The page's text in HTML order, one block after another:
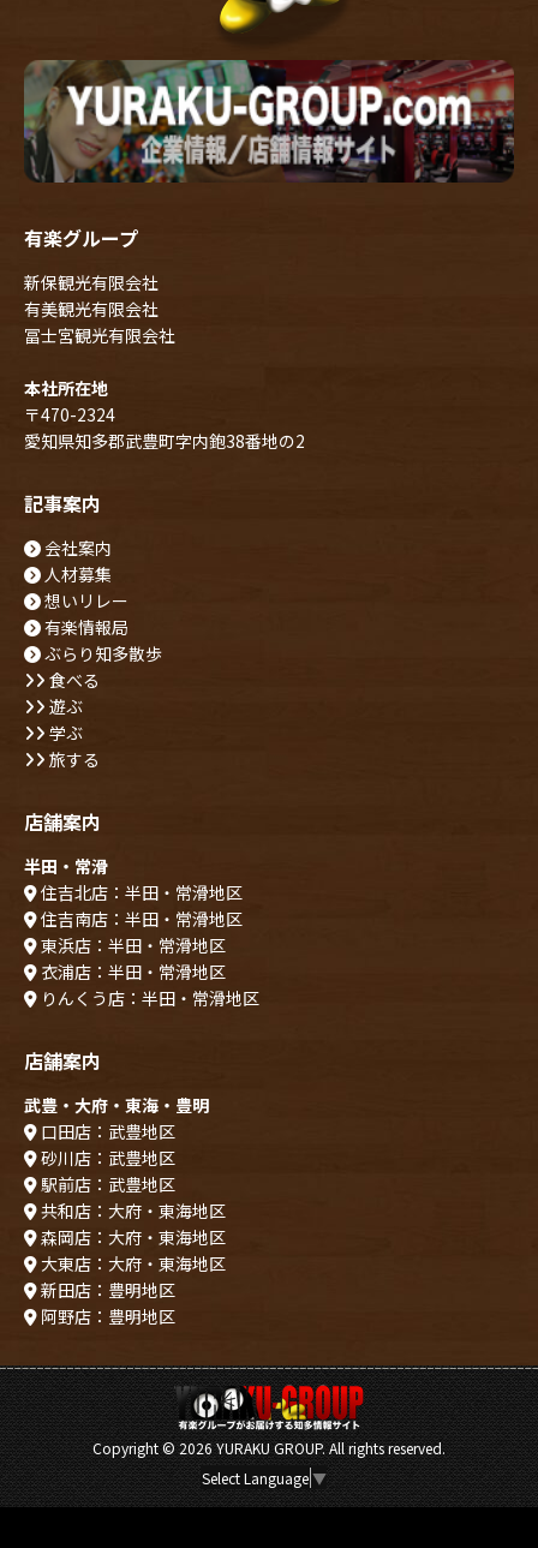
有楽グループ
新保観光有限会社
有美観光有限会社
冨士宮観光有限会社
本社所在地
〒470-2324
愛知県知多郡武豊町字内鉋38番地の2
記事案内
会社案内
人材募集
想いリレー
有楽情報局
ぶらり知多散歩
食べる
遊ぶ
学ぶ
旅する
店舗案内
半田・常滑
住吉北店：半田・常滑地区
住吉南店：半田・常滑地区
東浜店：半田・常滑地区
衣浦店：半田・常滑地区
りんくう店：半田・常滑地区
店舗案内
武豊・大府・東海・豊明
口田店：武豊地区
砂川店：武豊地区
駅前店：武豊地区
共和店：大府・東海地区
森岡店：大府・東海地区
大東店：大府・東海地区
新田店：豊明地区
阿野店：豊明地区
Copyright ©2026 YURAKU GROUP. All rights reserved.
Select Language ▼